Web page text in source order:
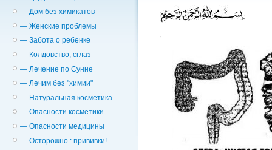
— Дом без химикатов
— Женские проблемы
— Забота о ребенке
— Колдовство, сглаз
— Лечение по Сунне
— Лечим без "химии"
— Натуральная косметика
— Опасности косметики
— Опасности медицины
— Осторожно : прививки!